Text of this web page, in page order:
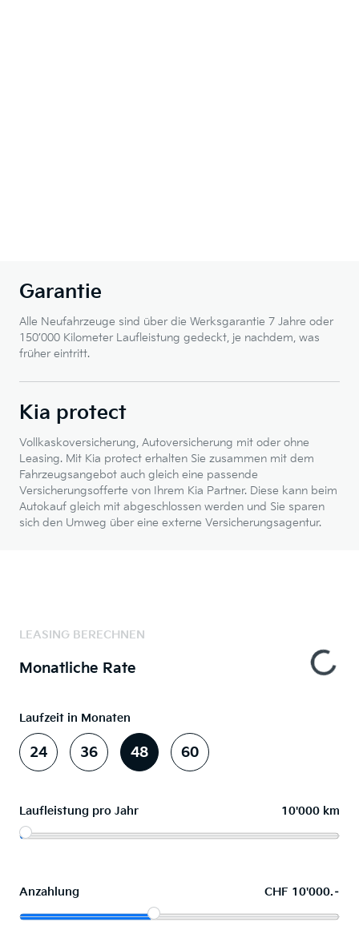
Garantie
Alle Neufahrzeuge sind über die Werksgarantie 7 Jahre oder
150’000 Kilometer Laufleistung gedeckt, je nachdem, was
früher eintritt.
Kia protect
Vollkaskoversicherung, Autoversicherung mit oder ohne
Leasing. Mit Kia protect erhalten Sie zusammen mit dem
Fahrzeugsangebot auch gleich eine passende
Versicherungsofferte von Ihrem Kia Partner. Diese kann beim
Autokauf gleich mit abgeschlossen werden und Sie sparen
sich den Umweg über eine externe Versicherungsagentur.
LEASING BERECHNEN
Monatliche Rate
Laufzeit in Monaten
24 36 48 60
Laufleistung pro Jahr 10'000 km
Anzahlung CHF 10'000.–